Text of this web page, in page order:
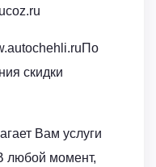
скидки
Вам услуги
момент,